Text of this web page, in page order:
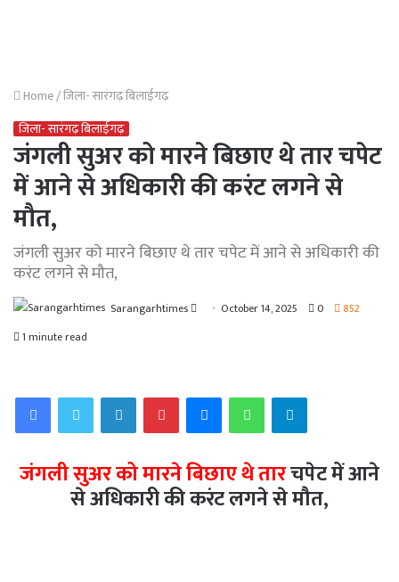
Home/जिला- सारंगढ़ बिलाईगढ़
जिला- सारंगढ़ बिलाईगढ़
जंगली सुअर को मारने बिछाए थे तार चपेट
में आने से अधिकारी की करंट लगने से
मौत,
जंगली सुअर को मारने बिछाए थे तार चपेट में आने से अधिकारी की
करंट लगने से मौत,
Sarangarhtimes
Send October 14, 2025 0
852
1 minute read
FacebookTwitterLinkedInPinterestMessengerWhatsAppTelegram
जंगली सुअर को मारने बिछाए थे तारचपेट में आने
से अधिकारी की करंट लगने से मौत,